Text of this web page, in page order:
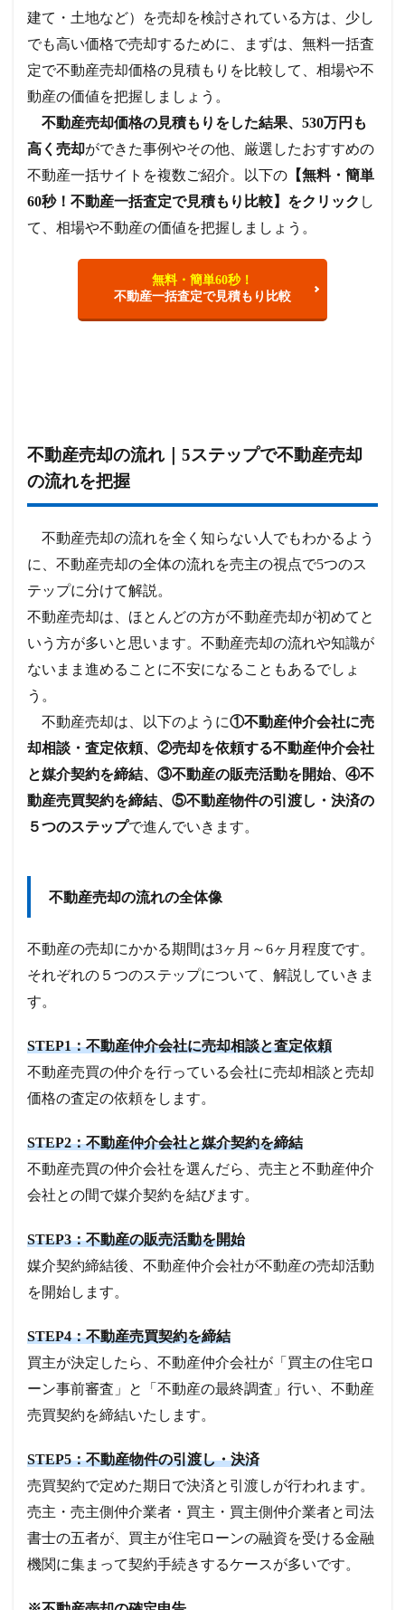
建て・土地など）を売却を検討されている方は、少し
でも高い価格で売却するために、まずは、無料一括査
定で不動産売却価格の見積もりを比較して、相場や不
動産の価値を把握しましょう。
不動産売却価格の見積もりをした結果、530万円も
高く売却ができた事例やその他、厳選したおすすめの
不動産一括サイトを複数ご紹介。以下の 【無料・簡単
60秒！不動産一括査定で見積もり比較】をクリック し
て、相場や不動産の価値を把握しましょう。
無料・簡単60秒！
不動産一括査定で見積もり比較
不動産売却の流れ｜5ステップで不動産売却
の流れを把握
不動産売却の流れを全く知らない人でもわかるよう
に、不動産売却の全体の流れを売主の視点で5つのス
テップに分けて解説。
不動産売却は、ほとんどの方が不動産売却が初めてと
いう方が多いと思います。不動産売却の流れや知識が
ないまま進めることに不安になることもあるでしょ
う。
不動産売却は、以下のように①不動産仲介会社に売
却相談・査定依頼、②売却を依頼する不動産仲介会社
と媒介契約を締結、③不動産の販売活動を開始、④不
動産売買契約を締結、⑤不動産物件の引渡し・決済の
５つのステップで進んでいきます。
不動産売却の流れの全体像
不動産の売却にかかる期間は3ヶ月～6ヶ月程度です。
それぞれの５つのステップについて、解説していきま
す。
STEP1：不動産仲介会社に売却相談と査定依頼
不動産売買の仲介を行っている会社に売却相談と売却
価格の査定の依頼をします。
STEP2：不動産仲介会社と媒介契約を締結
不動産売買の仲介会社を選んだら、売主と不動産仲介
会社との間で媒介契約を結びます。
STEP3：不動産の販売活動を開始
媒介契約締結後、不動産仲介会社が不動産の売却活動
を開始します。
STEP4：不動産売買契約を締結
買主が決定したら、不動産仲介会社が「買主の住宅ロ
ーン事前審査」と「不動産の最終調査」行い、不動産
売買契約を締結いたします。
STEP5：不動産物件の引渡し・決済
売買契約で定めた期日で決済と引渡しが行われます。
売主・売主側仲介業者・買主・買主側仲介業者と司法
書士の五者が、買主が住宅ローンの融資を受ける金融
機関に集まって契約手続きするケースが多いです。